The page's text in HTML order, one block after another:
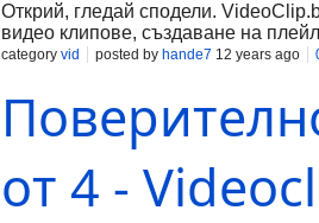
Открий, гледай сподели.
видео клипове, създаване на
category vid posted by hande7 12 years ago
от 4 -